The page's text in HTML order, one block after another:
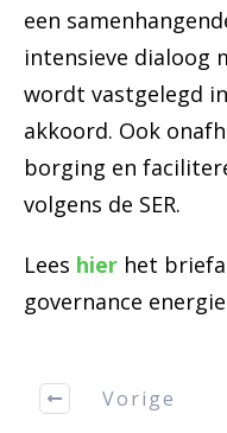
een
intensieve dialoog
wordt vastgelegd
akkoord. Ook
borging en
volgens de SER.
Lees hier het
governance
Vorige